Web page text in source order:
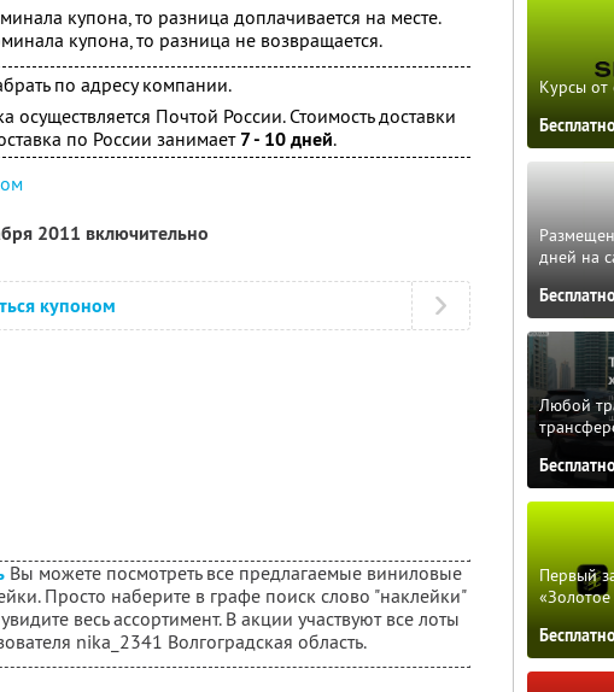
купона, то разница доплачивается на месте.
купона, то разница не возвращается.
по адресу компании.
осуществляется Почтой России. Стоимость доставки
по России занимает 7 - 10 дней.
2011 включительно
купоном
Вы можете посмотреть все предлагаемые виниловые
Просто наберите в графе поиск слово "наклейки"
весь ассортимент. В акции участвуют все лоты
nika_2341 Волгоградская область.
Курсы
Бесплатно
дней на
Бесплатно
Любой
Бесплатно
Первый
Бесплатно